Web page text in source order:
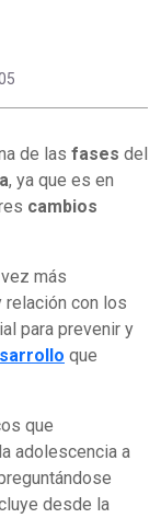
de las fases del
, ya que es en
cambios
más
con los
para prevenir y
que
que
adolescencia a
desde la